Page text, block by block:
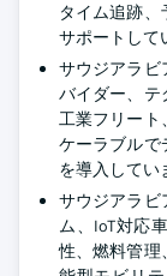
タイム追跡
サポートして
サウジアラビ
バイダー、テ
工業フリート
ケーラブルで
を導入してい
サウジアラビ
ム、IoT対応
性、燃料管理